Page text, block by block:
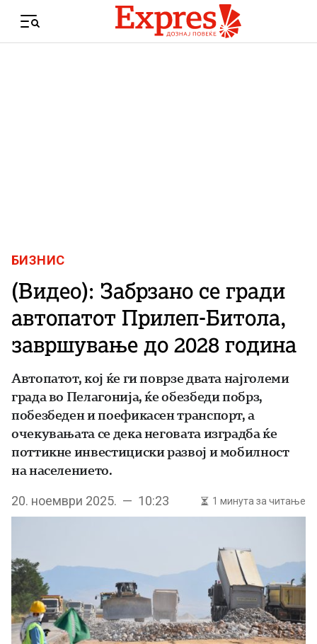
Menu
БИЗНИС
(Видео): Забрзано се гради
автопатот Прилеп-Битола,
завршување до 2028 година
Автопатот, кој ќе ги поврзе двата најголеми
града во Пелагонија, ќе обезбеди побрз,
побезбеден и поефикасен транспорт, а
очекувањата се дека неговата изградба ќе
поттикне инвестициски развој и мобилност
на населението.
20. ноември 2025. — 10:23 1 минута за читање